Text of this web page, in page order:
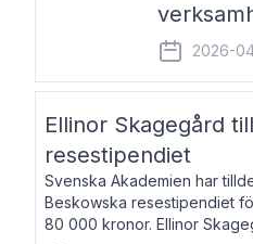
2026-
Ellinor Skagegård
resestipendiet
Svenska Akademien har
Beskowska resestipendiet
80 000 kronor. Ellinor